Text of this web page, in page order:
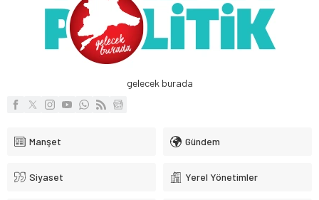
gelecek burada
Manşet Gündem
Siyaset Yerel Yönetimler